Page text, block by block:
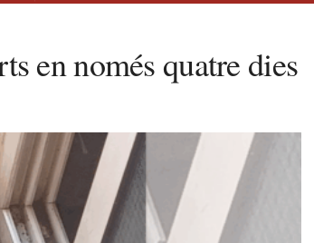
en només quatre dies